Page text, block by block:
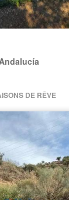
DE RÊVE